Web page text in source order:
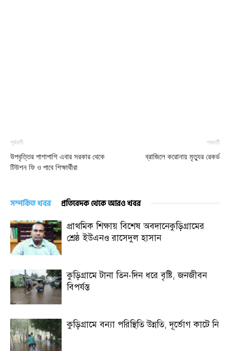
পূর্ববর্তী
উপবৃত্তির পাশাপাশি এবার সরকার থেকে
টিউশন ফি ও পাবে শিক্ষার্থীরা
পরবর্তী
ব্রাজিলে করোনায় মৃত্যুর রেকর্ড
সম্পর্কিত খবর প্রতিবেদক থেকে আরও খবর
প্রাথমিক শিক্ষায় বিশেষ অবদানেকুড়িগ্রামের
শ্রেষ্ঠ ইউএনও রাসেদুল হাসান
কুড়িগ্রামে টানা তিন-দিন ধরে বৃষ্টি, জনজীবন
বিপর্যস্ত
কুড়িগ্রামে বন্যা পরিস্থিতি উন্নতি, দূর্ভোগ কাটে নি